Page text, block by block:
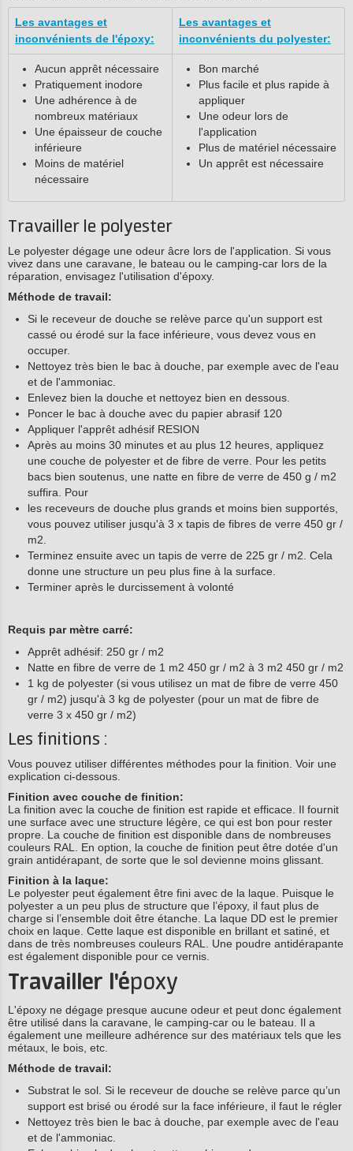
Les avantages et
inconvénients de l'époxy:
Les avantages et
inconvénients du polyester:
Aucun apprêt nécessaire
Pratiquement inodore
Une adhérence à de
nombreux matériaux
Une épaisseur de couche
inférieure
Moins de matériel
nécessaire
Bon marché
Plus facile et plus rapide à
appliquer
Une odeur lors de
l'application
Plus de matériel nécessaire
Un apprêt est nécessaire
Travailler le polyester
Le polyester dégage une odeur âcre lors de l'application. Si vous
vivez dans une caravane, le bateau ou le camping-car lors de la
réparation, envisagez l'utilisation d'époxy.
Méthode de travail:
Si le receveur de douche se relève parce qu'un support est
cassé ou érodé sur la face inférieure, vous devez vous en
occuper.
Nettoyez très bien le bac à douche, par exemple avec de l'eau
et de l'ammoniac.
Enlevez bien la douche et nettoyez bien en dessous.
Poncer le bac à douche avec du papier abrasif 120
Appliquer l'apprêt adhésif RESION
Après au moins 30 minutes et au plus 12 heures, appliquez
une couche de polyester et de fibre de verre. Pour les petits
bacs bien soutenus, une natte en fibre de verre de 450 g / m2
suffira. Pour
les receveurs de douche plus grands et moins bien supportés,
vous pouvez utiliser jusqu'à 3 x tapis de fibres de verre 450 gr /
m2.
Terminez ensuite avec un tapis de verre de 225 gr / m2. Cela
donne une structure un peu plus fine à la surface.
Terminer après le durcissement à volonté
Requis par mètre carré:
Apprêt adhésif: 250 gr / m2
Natte en fibre de verre de 1 m2 450 gr / m2 à 3 m2 450 gr / m2
1 kg de polyester (si vous utilisez un mat de fibre de verre 450
gr / m2) jusqu'à 3 kg de polyester (pour un mat de fibre de
verre 3 x 450 gr / m2)
Les finitions :
Vous pouvez utiliser différentes méthodes pour la finition. Voir une
explication ci-dessous.
Finition avec couche de finition:
La finition avec la couche de finition est rapide et efficace. Il fournit
une surface avec une structure légère, ce qui est bon pour rester
propre. La couche de finition est disponible dans de nombreuses
couleurs RAL. En option, la couche de finition peut être dotée d'un
grain antidérapant, de sorte que le sol devienne moins glissant.
Finition à la laque:
Le polyester peut également être fini avec de la laque. Puisque le
polyester a un peu plus de structure que l’époxy, il faut plus de
charge si l’ensemble doit être étanche. La laque DD est le premier
choix en laque. Cette laque est disponible en brillant et satiné, et
dans de très nombreuses couleurs RAL. Une poudre antidérapante
est également disponible pour ce vernis.
Travailler l'époxy
L'époxy ne dégage presque aucune odeur et peut donc également
être utilisé dans la caravane, le camping-car ou le bateau. Il a
également une meilleure adhérence sur des matériaux tels que les
métaux, le bois, etc.
Méthode de travail:
Substrat le sol. Si le receveur de douche se relève parce qu’un
support est brisé ou érodé sur la face inférieure, il faut le régler
Nettoyez très bien le bac à douche, par exemple avec de l'eau
et de l'ammoniac.